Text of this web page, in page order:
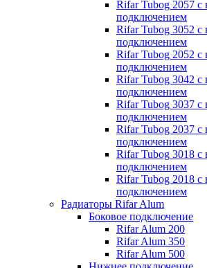
Rifar Tubog 2057
подключением
Rifar Tubog 3052
подключением
Rifar Tubog 2052
подключением
Rifar Tubog 3042
подключением
Rifar Tubog 3037
подключением
Rifar Tubog 2037
подключением
Rifar Tubog 3018
подключением
Rifar Tubog 2018
подключением
Радиаторы Rifar Alum
Боковое подключение
Rifar Alum 200
Rifar Alum 350
Rifar Alum 500